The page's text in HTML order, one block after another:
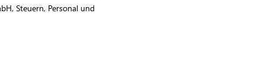
Steuern, Personal und